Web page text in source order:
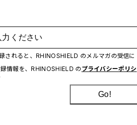
ください
されると、RHINOSHIELD のメルマガの受信に
情報を、RHINOSHIELD の プライバシーポリシ
Go!